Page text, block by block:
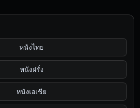
หนังไทย
หนังฝรั่ง
หนังเอเชีย